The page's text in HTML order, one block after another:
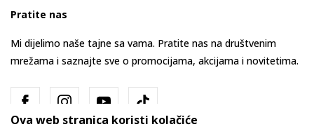
Pratite nas
Mi dijelimo naše tajne sa vama. Pratite nas na društvenim
mrežama i saznajte sve o promocijama, akcijama i novitetima.
Ova web stranica koristi kolačiće